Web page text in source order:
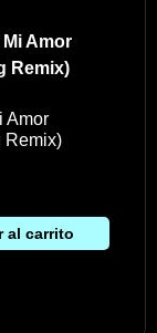
Amor
Remix)
al carrito